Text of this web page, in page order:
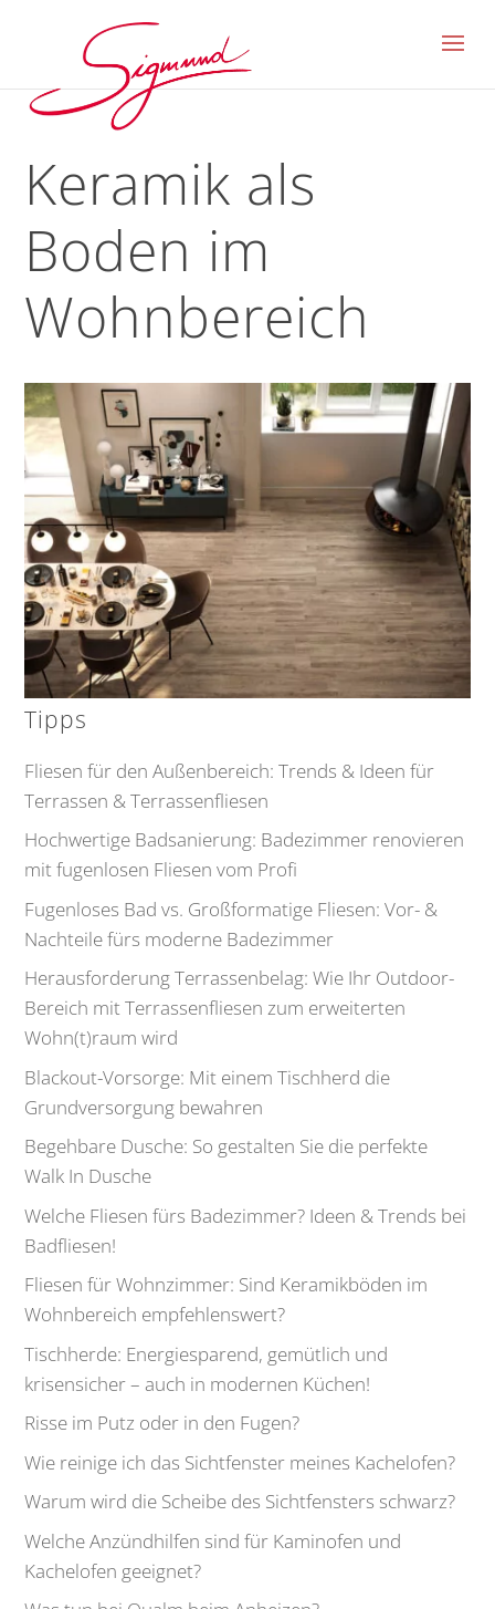
Keramik als
Boden im
Wohnbereich
Tipps
Fliesen für den Außenbereich: Trends & Ideen für
Terrassen & Terrassenfliesen
Hochwertige Badsanierung: Badezimmer renovieren
mit fugenlosen Fliesen vom Profi
Fugenloses Bad vs. Großformatige Fliesen: Vor- &
Nachteile fürs moderne Badezimmer
Herausforderung Terrassenbelag: Wie Ihr Outdoor-
Bereich mit Terrassenfliesen zum erweiterten
Wohn(t)raum wird
Blackout-Vorsorge: Mit einem Tischherd die
Grundversorgung bewahren
Begehbare Dusche: So gestalten Sie die perfekte
Walk In Dusche
Welche Fliesen fürs Badezimmer? Ideen & Trends bei
Badfliesen!
Fliesen für Wohnzimmer: Sind Keramikböden im
Wohnbereich empfehlenswert?
Tischherde: Energiesparend, gemütlich und
krisensicher – auch in modernen Küchen!
Risse im Putz oder in den Fugen?
Wie reinige ich das Sichtfenster meines Kachelofen?
Warum wird die Scheibe des Sichtfensters schwarz?
Welche Anzündhilfen sind für Kaminofen und
Kachelofen geeignet?